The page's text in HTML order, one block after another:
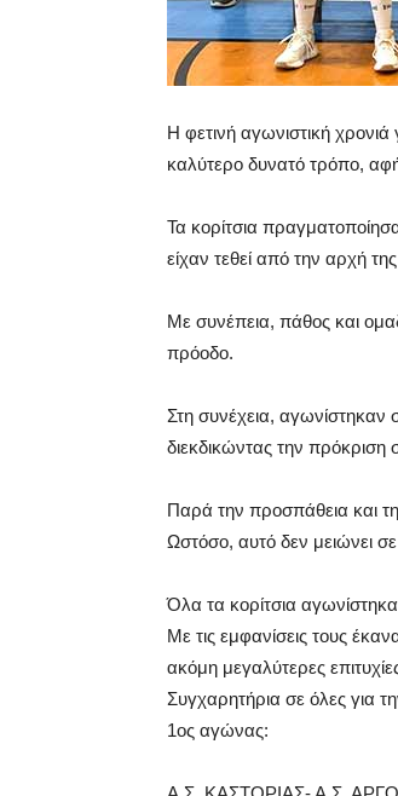
Η φετινή αγωνιστική
καλύτερο δυνατό τρόπο,
Τα κορίτσια
είχαν τεθεί από την αρχή
Με συνέπεια, πάθος και
πρόοδο.
Στη συνέχεια, αγωνίστηκαν
διεκδικώντας την
Παρά την προσπάθεια και
Ωστόσο, αυτό δεν μειώνει
Όλα τα κορίτσια
Με τις εμφανίσεις τους
ακόμη μεγαλύτερες
Συγχαρητήρια σε όλες για
1ος αγώνας: